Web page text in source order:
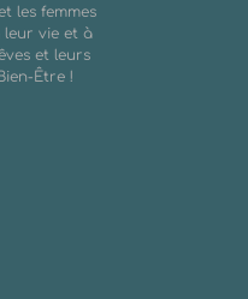
les femmes
leur vie et à
et leurs
Être !